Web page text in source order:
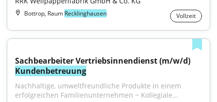
Bottrop, Raum Recklinghausen Vollzeit
Kundenbetreuung
Nachhaltige, umweltfreundliche Produkte in einem
erfolgreichen Familienunternehmen ~ Kollegiale...